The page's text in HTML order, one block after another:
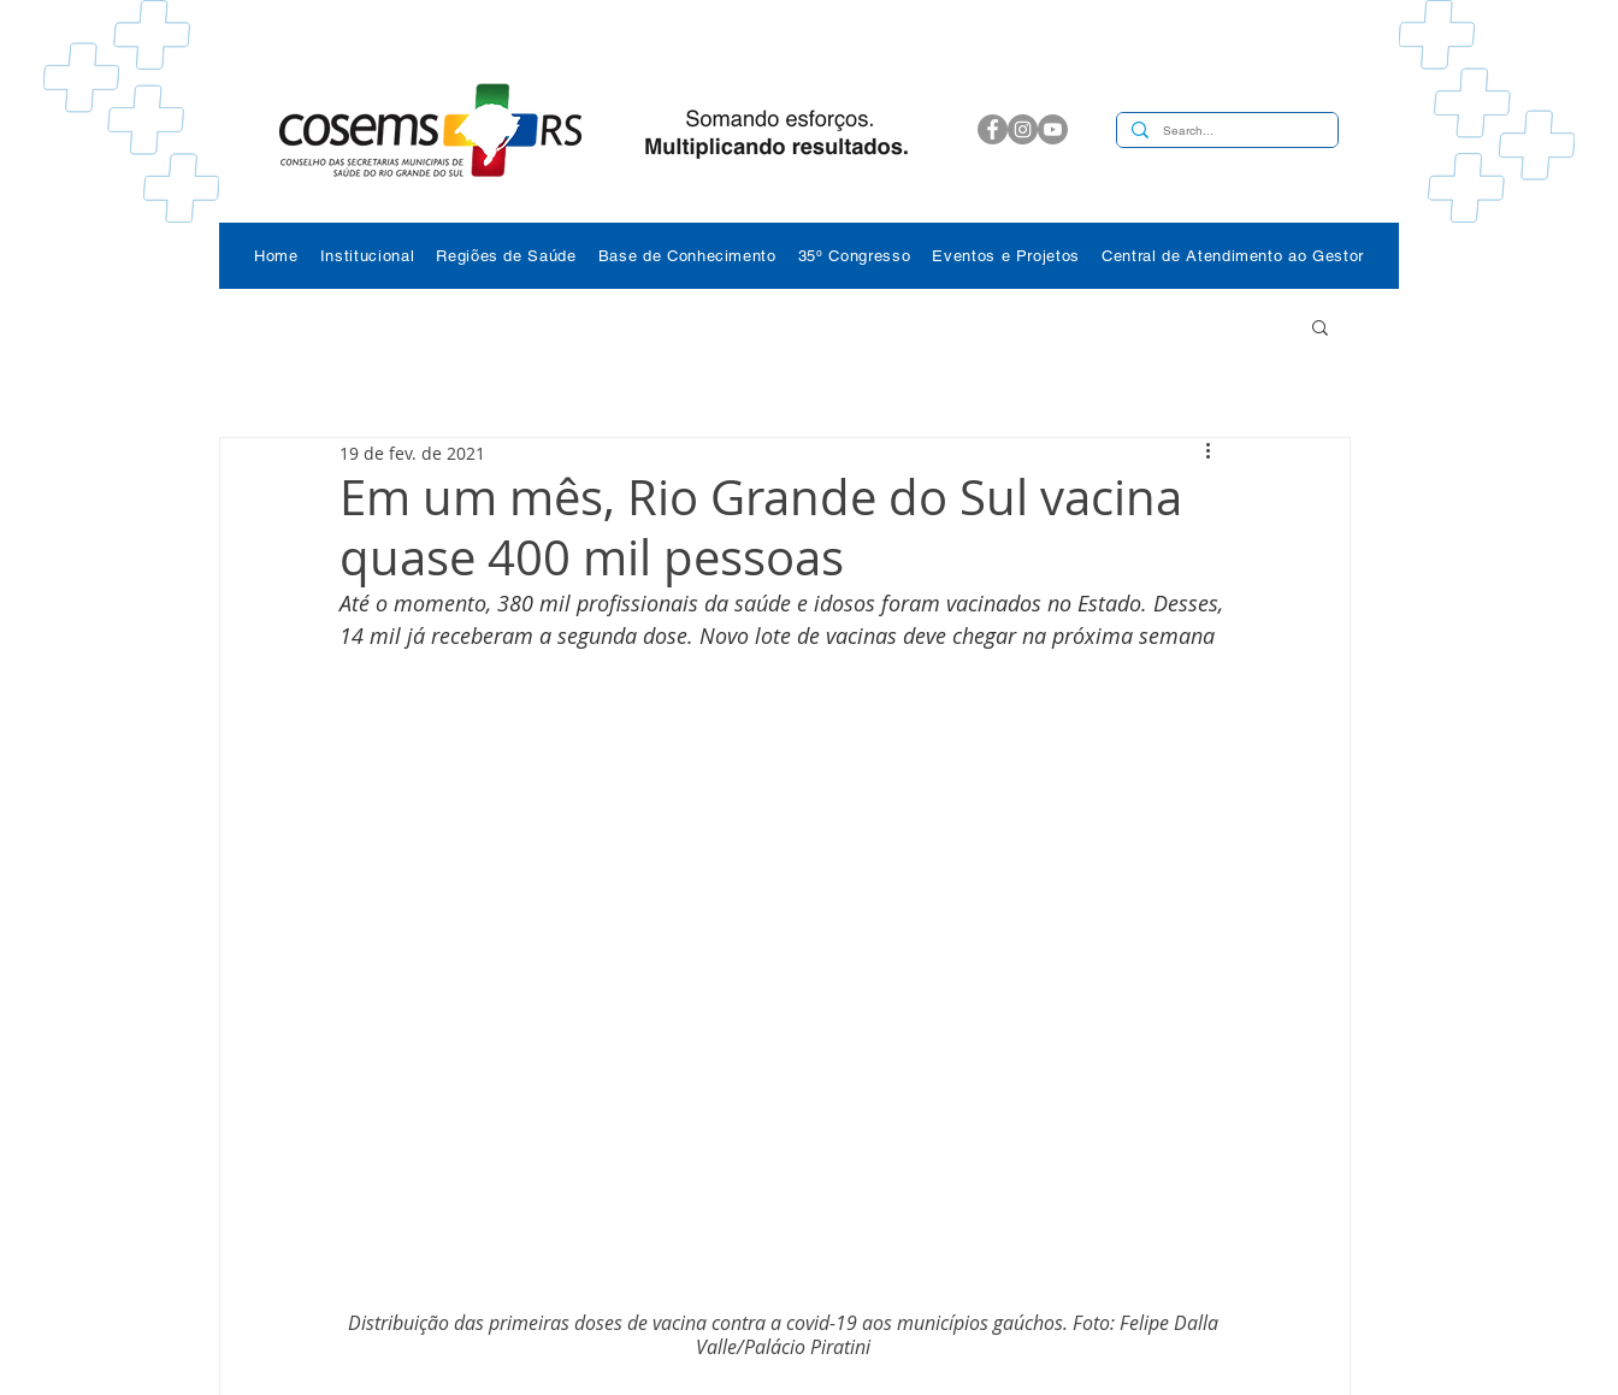
Home Institucional Regiões de Saúde Base de Conhecimento 35º Congresso Eventos e Projetos Central de Atendimento ao Gestor
Em um mês, Rio Grande do Sul vacina
quase 400 mil pessoas
19 de fev. de 2021
Até o momento, 380 mil profissionais da saúde e idosos foram vacinados no Estado. Desses,
14 mil já receberam a segunda dose. Novo lote de vacinas deve chegar na próxima semana
Distribuição das primeiras doses de vacina contra a covid-19 aos municípios gaúchos. Foto: Felipe Dalla
Valle/Palácio Piratini